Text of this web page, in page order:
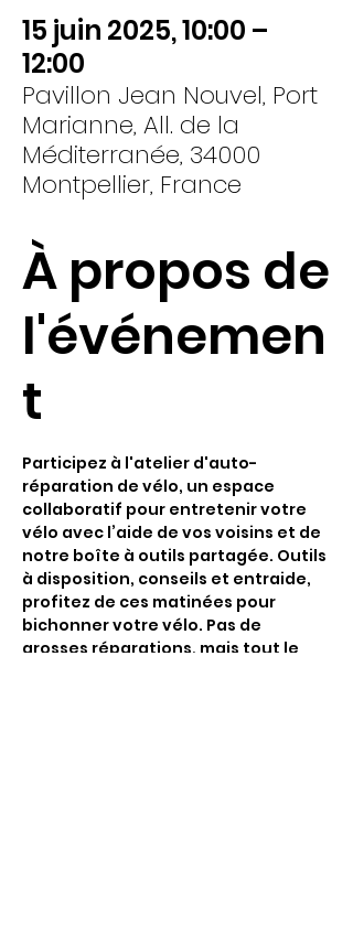
15 juin 2025, 10:00 –
12:00
Pavillon Jean Nouvel, Port
Marianne, All. de la
Méditerranée, 34000
Montpellier, France
À propos de
l'événemen
t
Participez à l'atelier d'auto-
réparation de vélo, un espace
collaboratif pour entretenir votre
vélo avec l’aide de vos voisins et de
notre boîte à outils partagée. Outils
à disposition, conseils et entraide,
profitez de ces matinées pour
bichonner votre vélo. Pas de
grosses réparations, mais tout le